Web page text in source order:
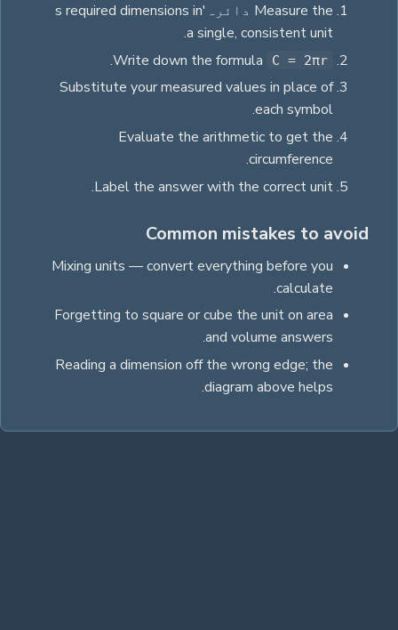
Measure the دائرہ 's required dimensions in
a single, consistent unit.
Write down the formula
C = 2πr
.
Substitute your measured values in place of
each symbol.
Evaluate the arithmetic to get the
circumference
.
Label the answer with the correct unit
.
Common mistakes to avoid
Mixing units — convert everything before you
calculate.
Forgetting to square or cube the unit on area
and volume answers.
Reading a dimension off the wrong edge; the
diagram above helps.